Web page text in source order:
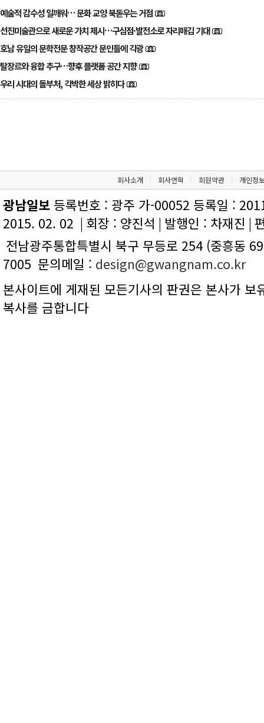
예술적 감수성 일깨워… 문화 교양 북돋우는 거점
선진미술관으로 새로운 가치 제시…구심점·발전소로 자리매김 기대
호남 유일의 문학전문 창작공간 문인들에 각광
탈장르와 융합 추구…향후 플랫폼 공간 지향
우리 시대의 돌부처, 각박한 세상 밝히다
회사소개 회사연혁 회원약관 개인정
광남일보 등록번호 : 광주 가-00052 등록일 :
2015. 02. 02 | 회장 : 양진석 | 발행인 : 차재진 |
전남광주통합특별시 북구 무등로 254 (중흥동
7005 문의메일 : design@gwangnam.co.kr
본사이트에 게재된 모든기사의 판권은 본사가
복사를 금합니다